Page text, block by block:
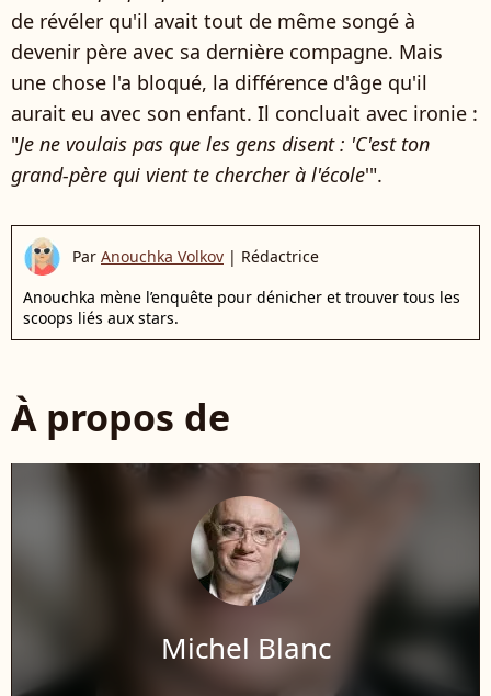
de révéler qu'il avait tout de même songé à
devenir père avec sa dernière compagne. Mais
une chose l'a bloqué, la différence d'âge qu'il
aurait eu avec son enfant. Il concluait avec ironie :
"Je ne voulais pas que les gens disent : 'C'est ton
grand-père qui vient te chercher à l'école'".
Par Anouchka Volkov | Rédactrice
Anouchka mène l’enquête pour dénicher et trouver tous les
scoops liés aux stars.
À propos de
Michel Blanc